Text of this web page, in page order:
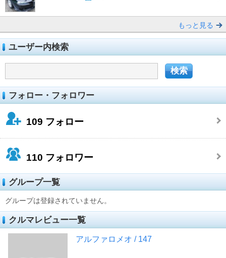
もっと見る
ユーザー内検索
フォロー・フォロワー
109 フォロー
110 フォロワー
グループ一覧
グループは登録されていません。
クルマレビュー一覧
アルファロメオ / 147